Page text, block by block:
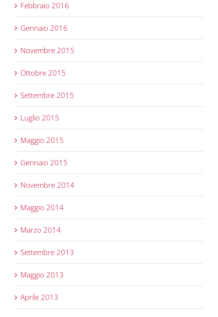
Febbraio 2016
Gennaio 2016
Novembre 2015
Ottobre 2015
Settembre 2015
Luglio 2015
Maggio 2015
Gennaio 2015
Novembre 2014
Maggio 2014
Marzo 2014
Settembre 2013
Maggio 2013
Aprile 2013